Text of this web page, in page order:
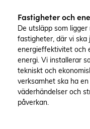
Fastigheter och
De utsläpp som
fastigheter, där vi ska
energieffektivitet och
energi. Vi installerar
tekniskt och
verksamhet ska ha
väderhändelser och
påverkan.